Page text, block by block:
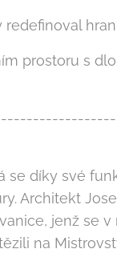
prostoru s
se díky své
Architekt
jenž se v
na